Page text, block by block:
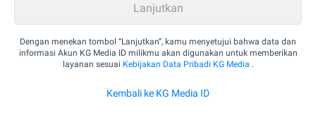
Dengan menekan tombol “Lanjutkan”, kamu menyetujui bahwa data dan
informasi Akun KG Media ID milikmu akan digunakan untuk memberikan
layanan sesuai Kebijakan Data Pribadi KG Media .
Kembali ke KG Media ID